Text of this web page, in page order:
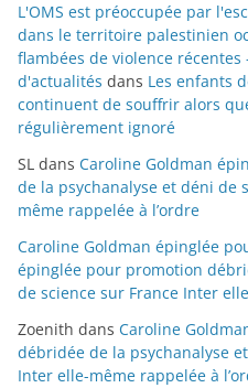
L'OMS est préoccupée par
dans le territoire palestinien
flambées de violence récentes
d'actualités dans Les enfants
continuent de souffrir alors
régulièrement ignoré
SL dans Caroline Goldman
de la psychanalyse et déni de
même rappelée à l’ordre
Caroline Goldman épinglée
épinglée pour promotion
de science sur France Inter
Zoenith dans Caroline
débridée de la psychanalyse
Inter elle-même rappelée à